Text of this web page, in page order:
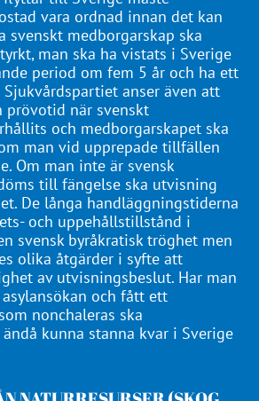
vara ordnad innan det kan
svenskt medborgarskap ska
man ska ha vistats i Sverige
period om fem 5 år och ha ett
anser även att
prövotid när svenskt
och medborgarskapet ska
man vid upprepade tillfällen
Om man inte är svensk
till fängelse ska utvisning
De långa handläggningstiderna
och uppehållstillstånd i
svensk byråkratisk tröghet men
olika åtgärder i syfte att
av utvisningsbeslut. Har man
och fått ett
nonchaleras ska
kunna stanna kvar i Sverige